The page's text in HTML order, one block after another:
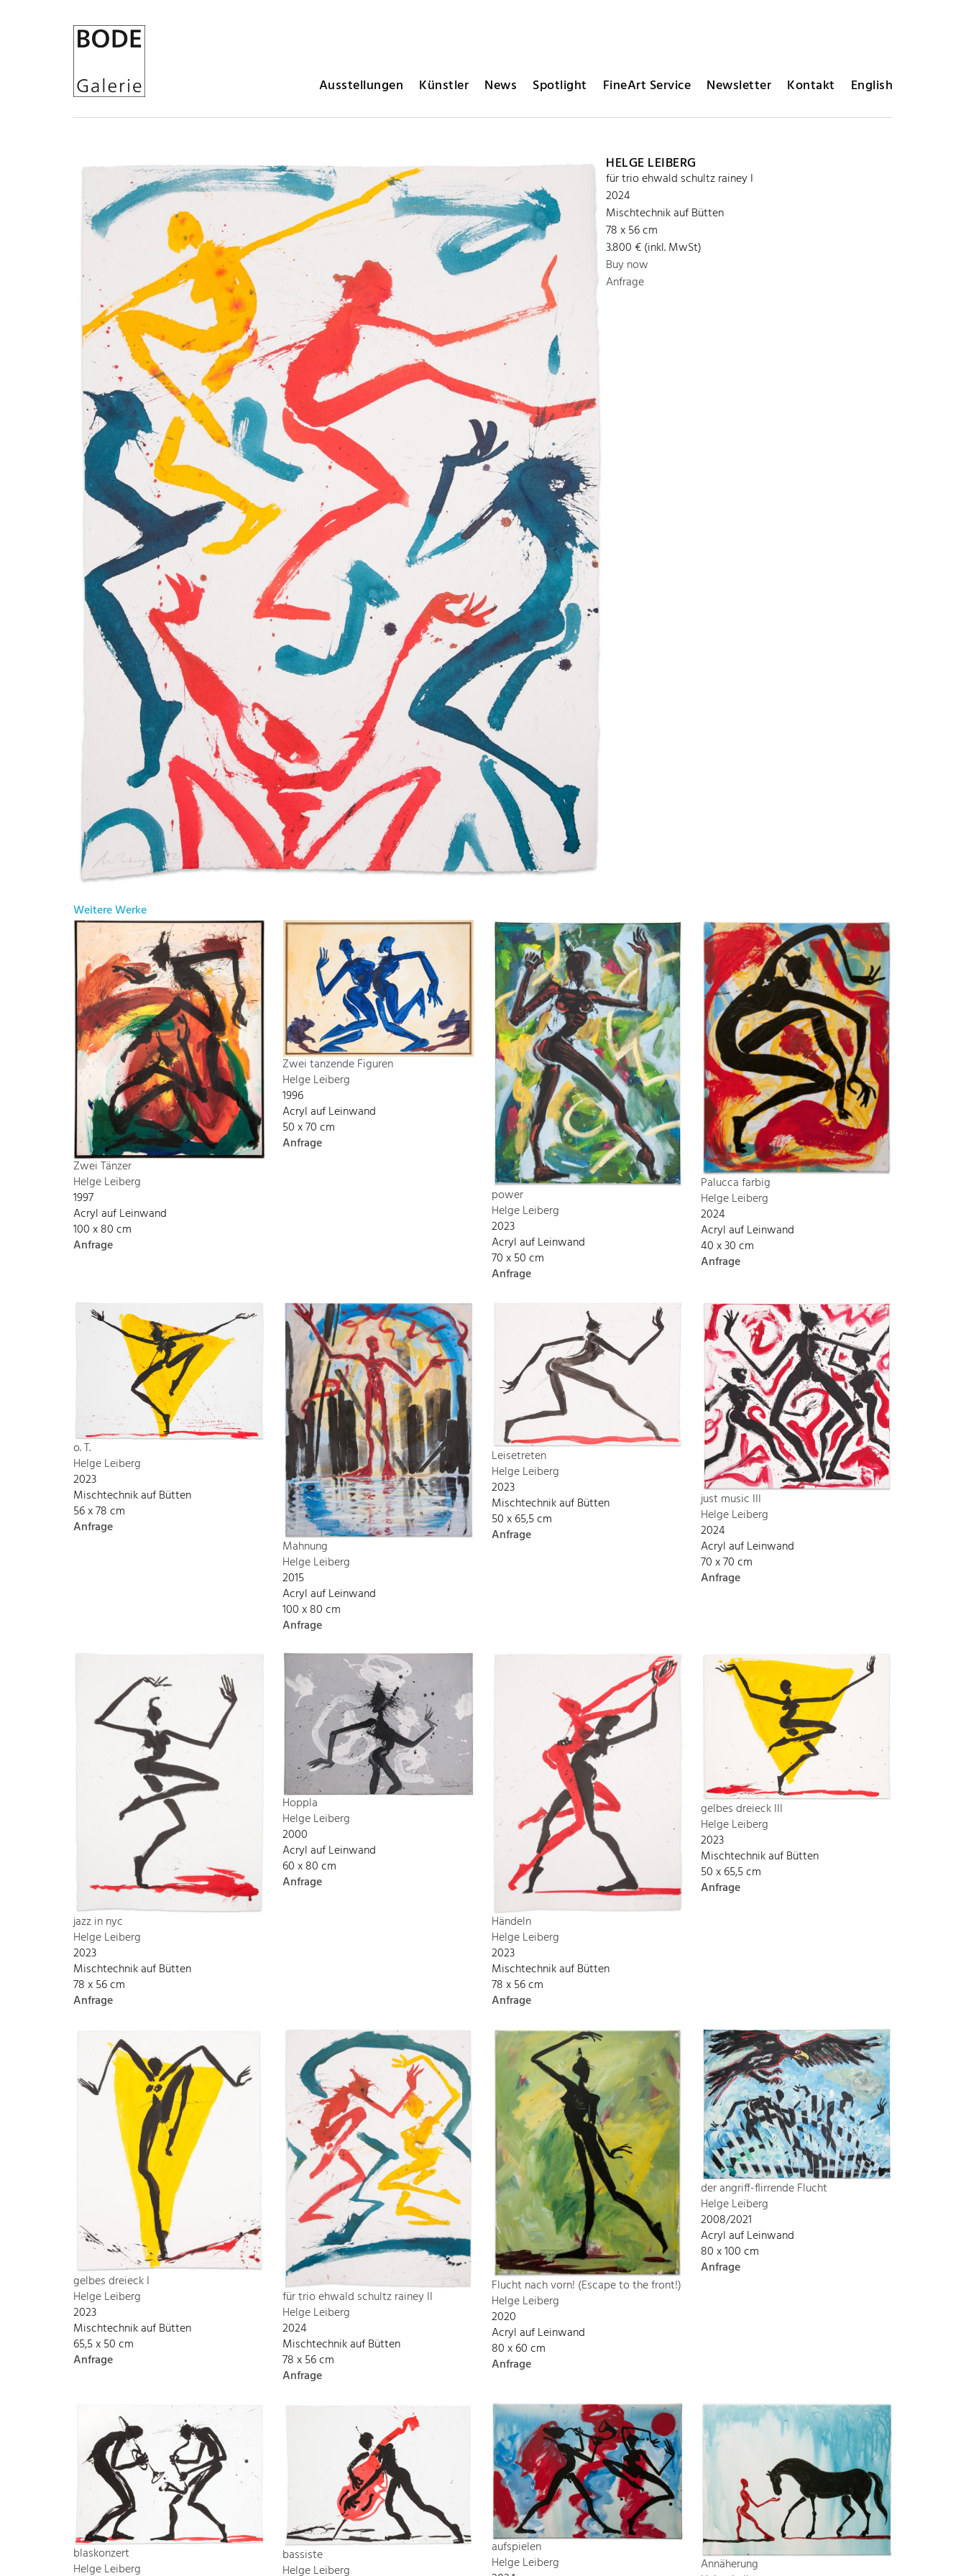
Ausstellungen Künstler News Spotlight FineArt Service Newsletter Kontakt English
HELGE LEIBERG
für trio ehwald schultz rainey I
2024
Mischtechnik auf Bütten
78 x 56 cm
3.800 € (inkl. MwSt)
Buy now
Anfrage
Weitere Werke
Zwei Tänzer
Helge Leiberg
1997
Acryl auf Leinwand
100 x 80 cm
Anfrage
Zwei tanzende Figuren
Helge Leiberg
1996
Acryl auf Leinwand
50 x 70 cm
Anfrage
power
Helge Leiberg
2023
Acryl auf Leinwand
70 x 50 cm
Anfrage
Palucca farbig
Helge Leiberg
2024
Acryl auf Leinwand
40 x 30 cm
Anfrage
o. T.
Helge Leiberg
2023
Mischtechnik auf Bütten
56 x 78 cm
Anfrage
Mahnung
Helge Leiberg
2015
Acryl auf Leinwand
100 x 80 cm
Anfrage
Leisetreten
Helge Leiberg
2023
Mischtechnik auf Bütten
50 x 65,5 cm
Anfrage
just music III
Helge Leiberg
2024
Acryl auf Leinwand
70 x 70 cm
Anfrage
jazz in nyc
Helge Leiberg
2023
Mischtechnik auf Bütten
78 x 56 cm
Anfrage
Hoppla
Helge Leiberg
2000
Acryl auf Leinwand
60 x 80 cm
Anfrage
Händeln
Helge Leiberg
2023
Mischtechnik auf Bütten
78 x 56 cm
Anfrage
gelbes dreieck III
Helge Leiberg
2023
Mischtechnik auf Bütten
50 x 65,5 cm
Anfrage
gelbes dreieck I
Helge Leiberg
2023
Mischtechnik auf Bütten
65,5 x 50 cm
Anfrage
für trio ehwald schultz rainey II
Helge Leiberg
2024
Mischtechnik auf Bütten
78 x 56 cm
Anfrage
Flucht nach vorn! (Escape to the front!)
Helge Leiberg
2020
Acryl auf Leinwand
80 x 60 cm
Anfrage
der angriff-flirrende Flucht
Helge Leiberg
2008/2021
Acryl auf Leinwand
80 x 100 cm
Anfrage
blaskonzert
Helge Leiberg
bassiste
Helge Leiberg
aufspielen
Helge Leiberg
Annäherung